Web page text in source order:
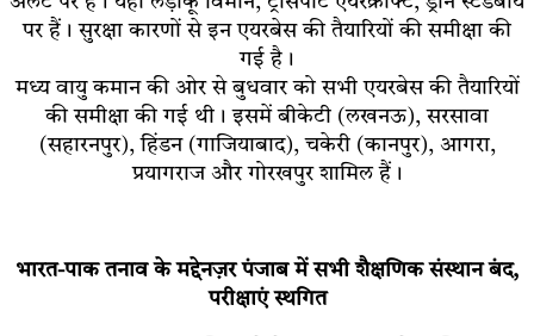
पर हैं। सुरक्षा कारणों से इन एयरबेस की तैयारियों की समीक्षा की
गई है।
मध्य वायु कमान की ओर से बुधवार को सभी एयरबेस की तैयारियों
की समीक्षा की गई थी। इसमें बीकेटी (लखनऊ), सरसावा
(सहारनपुर), हिंडन (गाजियाबाद), चकेरी (कानपुर), आगरा,
प्रयागराज और गोरखपुर शामिल हैं।
भारत-पाक तनाव के मद्देनज़र पंजाब में सभी शैक्षणिक संस्थान बंद,
परीक्षाएं स्थगित